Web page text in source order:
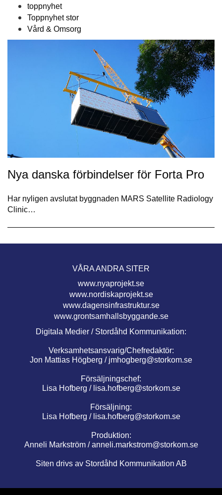
toppnyhet
Toppnyhet stor
Vård & Omsorg
Nya danska förbindelser för Forta Pro
Har nyligen avslutat byggnaden MARS Satellite Radiology
Clinic…
VÅRA ANDRA SITER
www.nyaprojekt.se
www.nordiskaprojekt.se
www.dagensinfrastruktur.se
www.grontsamhallsbyggande.se
Digitala Medier / Stordåhd Kommunikation:
Verksamhetsansvarig/Chefredaktör:
Jon Mattias Högberg / jmhogberg@storkom.se
Försäljningschef:
Lisa Hofberg / lisa.hofberg@storkom.se
Försäljning:
Lisa Hofberg / lisa.hofberg@storkom.se
Produktion:
Anneli Markström /anneli.markstrom@storkom.se
Siten drivs av Stordåhd Kommunikation AB